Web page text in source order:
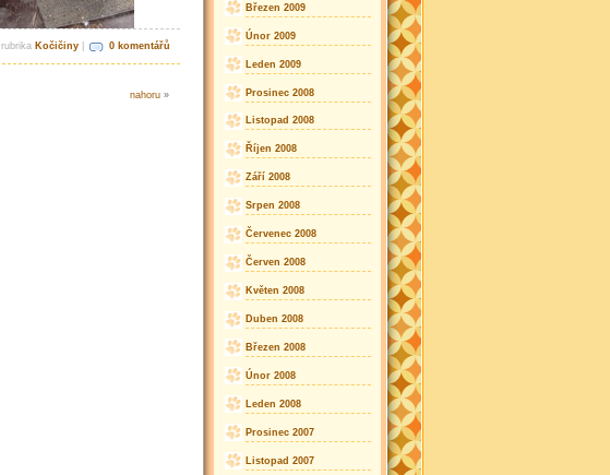
rubrika Kočičiny 0 komentářů
nahoru »
Březen 2009
Únor 2009
Leden 2009
Prosinec 2008
Listopad 2008
Říjen 2008
Září 2008
Srpen 2008
Červenec 2008
Červen 2008
Květen 2008
Duben 2008
Březen 2008
Únor 2008
Leden 2008
Prosinec 2007
Listopad 2007